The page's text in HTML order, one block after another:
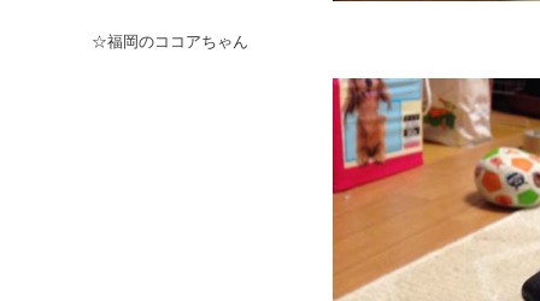
☆福岡のココアちゃん